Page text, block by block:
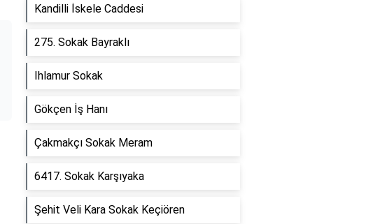
Kandilli İskele Caddesi
275. Sokak Bayraklı
Ihlamur Sokak
Gökçen İş Hanı
Çakmakçı Sokak Meram
6417. Sokak Karşıyaka
Şehit Veli Kara Sokak Keçiören